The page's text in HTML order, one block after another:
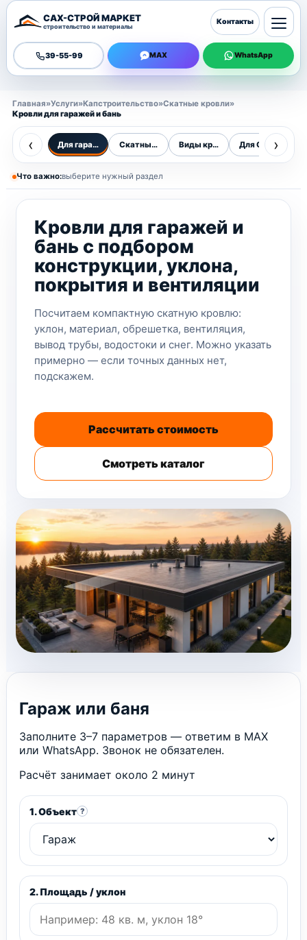
САХ-СТРОЙ МАРКЕТ
строительство и материалы
39-55-99 MAX WhatsApp
Контакты
Главная»Услуги»Капстроительство»Скатные кровли»
Кровли для гаражей и бань
‹ Для гаражей и баньСкатные кровлиВиды кровель Для Сахалина
›
Что важно:выберите нужный раздел
Кровли для гаражей и
бань с подбором
конструкции, уклона,
покрытия и вентиляции
Посчитаем компактную скатную кровлю:
уклон, материал, обрешетка, вентиляция,
вывод трубы, водостоки и снег. Можно указать
примерно — если точных данных нет,
подскажем.
Рассчитать стоимость
Смотреть каталог
Гараж или баня
Заполните 3–7 параметров — ответим в MAX
или WhatsApp. Звонок не обязателен.
Расчёт занимает около 2 минут
1. Объект ?
2. Площадь / уклон